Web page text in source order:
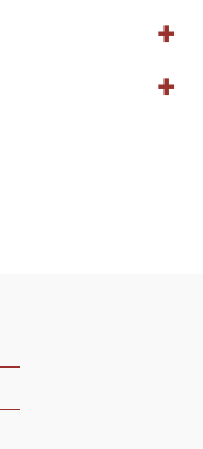
+
+